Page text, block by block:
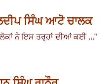
ਸਿੰਘ ਆਟੋ ਚਾਲਕ
ਨੇ ਇਸ ਤਰ੍ਹਾਂ ਦੀਆਂ ਕਈ ...”